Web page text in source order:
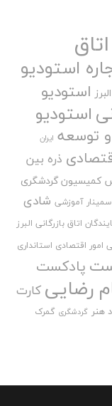
اتاق
استودیو
استودیو
استودیو
و توسعه ایران
ذره بین
کمیسیون گردشگری
سمینار آموزشی شادی
اتاق بازرگانی البرز
اقتصادی استانداری
پادکست
رضایی کارت
هنر گردشگری گمرک